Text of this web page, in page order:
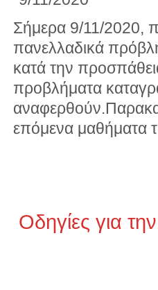
Σήμερα 9/11/2020,
πανελλαδικά
κατά την
προβλήματα
επόμενα μαθήματα
Οδηγίες για